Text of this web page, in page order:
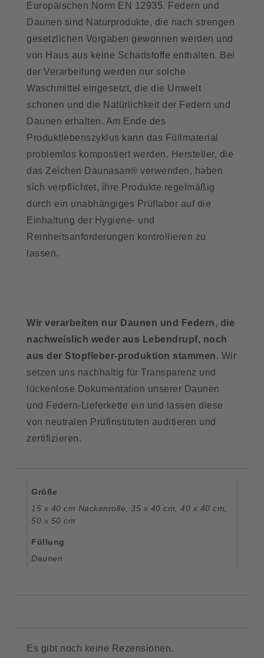
Europäischen Norm EN 12935. Federn und
Daunen sind Naturprodukte, die nach strengen
gesetzlichen Vorgaben gewonnen werden und
von Haus aus keine Schadstoffe enthalten. Bei
der Verarbeitung werden nur solche
Waschmittel eingesetzt, die die Umwelt
schonen und die Natürlichkeit der Federn und
Daunen erhalten. Am Ende des
Produktlebenszyklus kann das Füllmaterial
problemlos kompostiert werden. Hersteller, die
das Zeichen Daunasan® verwenden, haben
sich verpflichtet, ihre Produkte regelmäßig
durch ein unabhängiges Prüflabor auf die
Einhaltung der Hygiene- und
Reinheitsanforderungen kontrollieren zu
lassen.
Wir verarbeiten nur Daunen und Federn, die
nachweislich weder aus Lebendrupf, noch
aus der Stopfleber-produktion stammen. Wir
setzen uns nachhaltig für Transparenz und
lückenlose Dokumentation unserer Daunen
und Federn-Lieferkette ein und lassen diese
von neutralen Prüfinstituten auditieren und
zertifizieren.
Größe
15 x 40 cm Nackenrolle ,35 x 40 cm ,40 x 40 cm
50 x 50 cm
Füllung
Daunen
Es gibt noch keine Rezensionen.